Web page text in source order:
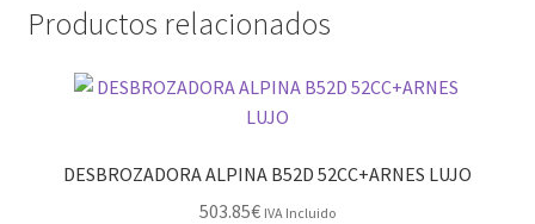
Productos relacionados
DESBROZADORA ALPINA B52D 52CC+ARNES LUJO
503.85€ IVA Incluido